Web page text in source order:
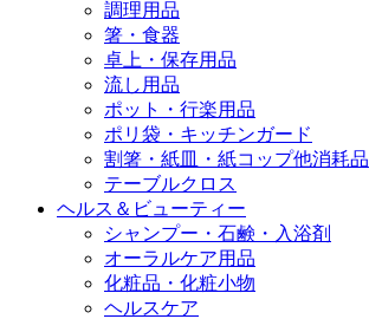
調理用品
箸・食器
卓上・保存用品
流し用品
ポット・行楽用品
ポリ袋・キッチンガード
割箸・紙皿・紙コップ他消耗品
テーブルクロス
ヘルス＆ビューティー
シャンプー・石鹸・入浴剤
オーラルケア用品
化粧品・化粧小物
ヘルスケア